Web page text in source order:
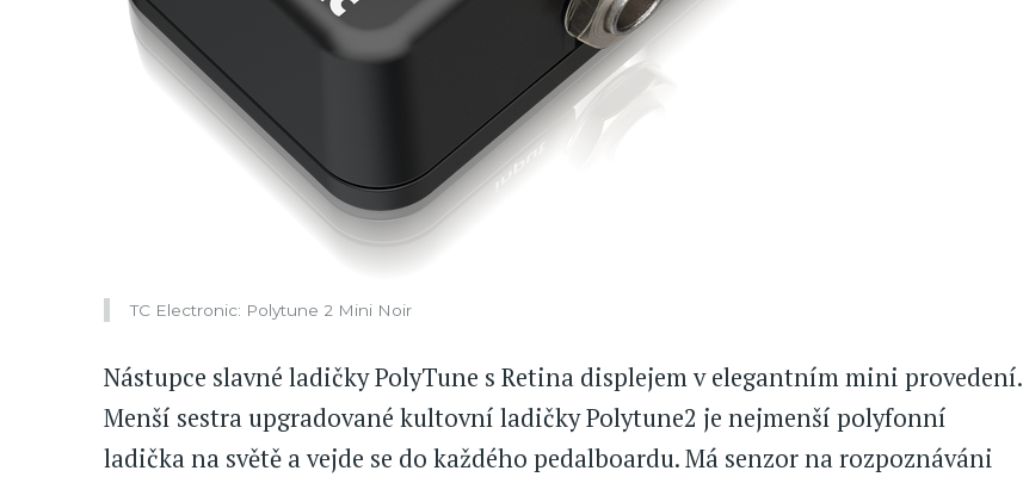
TC Electronic: Polytune 2 Mini Noir
Nástupce slavné ladičky PolyTune s Retina displejem v elegantním mini provedení.
Menší sestra upgradované kultovní ladičky Polytune2 je nejmenší polyfonní
ladička na světě a vejde se do každého pedalboardu. Má senzor na rozpoznáváni